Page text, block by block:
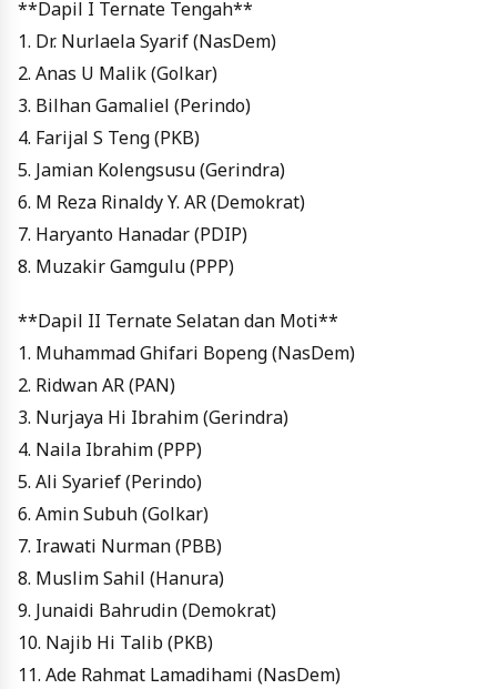
**Dapil I Ternate Tengah**
1. Dr. Nurlaela Syarif (NasDem)
2. Anas U Malik (Golkar)
3. Bilhan Gamaliel (Perindo)
4. Farijal S Teng (PKB)
5. Jamian Kolengsusu (Gerindra)
6. M Reza Rinaldy Y. AR (Demokrat)
7. Haryanto Hanadar (PDIP)
8. Muzakir Gamgulu (PPP)
**Dapil II Ternate Selatan dan Moti**
1. Muhammad Ghifari Bopeng (NasDem)
2. Ridwan AR (PAN)
3. Nurjaya Hi Ibrahim (Gerindra)
4. Naila Ibrahim (PPP)
5. Ali Syarief (Perindo)
6. Amin Subuh (Golkar)
7. Irawati Nurman (PBB)
8. Muslim Sahil (Hanura)
9. Junaidi Bahrudin (Demokrat)
10. Najib Hi Talib (PKB)
11. Ade Rahmat Lamadihami (NasDem)